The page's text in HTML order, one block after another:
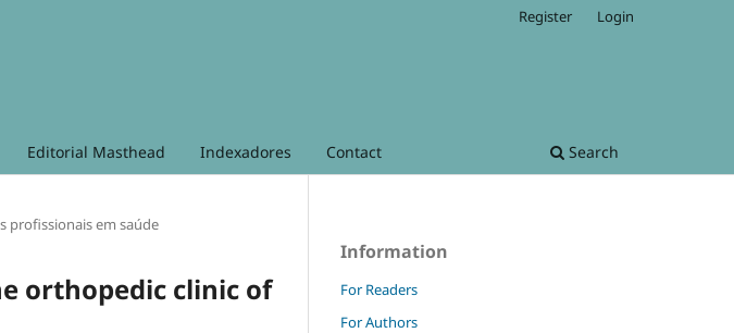
Editorial Masthead Indexadores Contact Search
Register Login
profissionais em saúde
orthopedic clinic of
Information
For Readers
For Authors